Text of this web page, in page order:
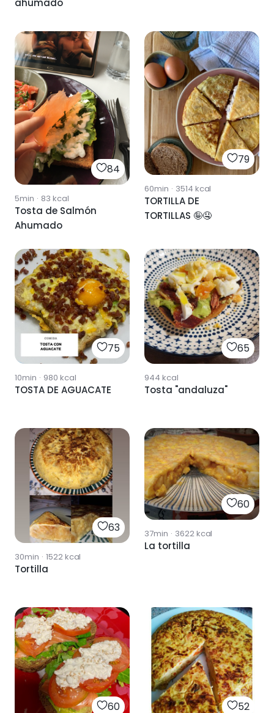
ahumado
84
5min · 83 kcal
Tosta de Salmón
Ahumado
79
60min · 3514 kcal
TORTILLA DE
TORTILLAS 🤪🤤
75
10min · 980 kcal
TOSTA DE AGUACATE
65
944 kcal
Tosta "andaluza"
63
30min · 1522kcal
Tortilla
60
37min · 3622kcal
La tortilla
60 52